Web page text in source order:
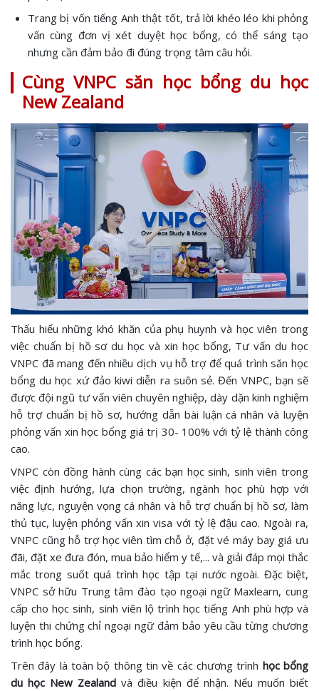
Trang bị vốn tiếng Anh thật tốt, trả lời khéo léo khi phỏng
vấn cùng đơn vị xét duyệt học bổng, có thể sáng tạo
nhưng cần đảm bảo đi đúng trọng tâm câu hỏi.
Cùng VNPC săn học bổng du học
New Zealand
Thấu hiểu những khó khăn của phụ huynh và học viên trong
việc chuẩn bị hồ sơ du học và xin học bổng, Tư vấn du học
VNPC đã mang đến nhiều dịch vụ hỗ trợ để quá trình săn học
bổng du học xứ đảo kiwi diễn ra suôn sẻ. Đến VNPC, bạn sẽ
được đội ngũ tư vấn viên chuyên nghiệp, dày dặn kinh nghiệm
hỗ trợ chuẩn bị hồ sơ, hướng dẫn bài luận cá nhân và luyện
phỏng vấn xin học bổng giá trị 30- 100% với tỷ lệ thành công
cao.
VNPC còn đồng hành cùng các bạn học sinh, sinh viên trong
việc định hướng, lựa chọn trường, ngành học phù hợp với
năng lực, nguyện vọng cá nhân và hỗ trợ chuẩn bị hồ sơ, làm
thủ tục, luyện phỏng vấn xin visa với tỷ lệ đậu cao. Ngoài ra,
VNPC cũng hỗ trợ học viên tìm chỗ ở, đặt vé máy bay giá ưu
đãi, đặt xe đưa đón, mua bảo hiểm y tế,... và giải đáp mọi thắc
mắc trong suốt quá trình học tập tại nước ngoài. Đặc biệt,
VNPC sở hữu Trung tâm đào tạo ngoại ngữ Maxlearn, cung
cấp cho học sinh, sinh viên lộ trình học tiếng Anh phù hợp và
luyện thi chứng chỉ ngoại ngữ đảm bảo yêu cầu từng chương
trình học bổng.
Trên đây là toàn bộ thông tin về các chương trình học bổng
du học New Zealand và điều kiện để nhận. Nếu muốn biết